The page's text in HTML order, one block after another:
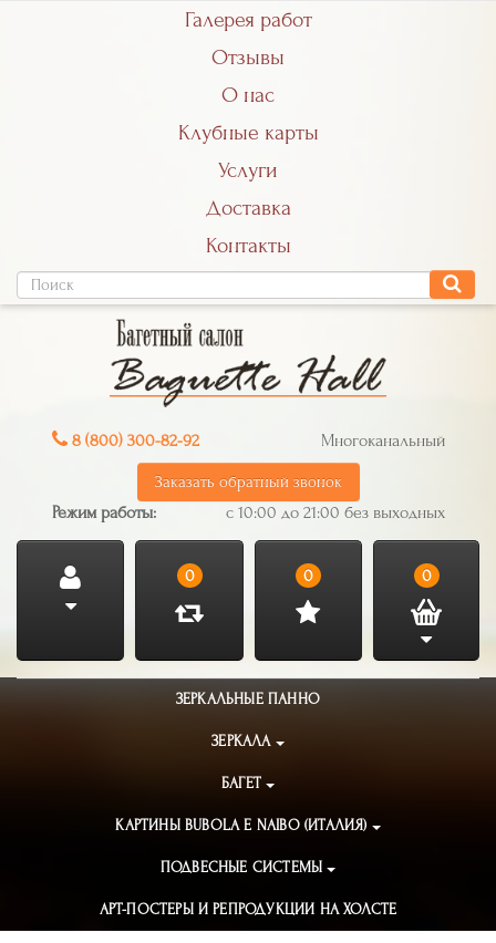
Галерея работ
Отзывы
О нас
Клубные карты
Услуги
Доставка
Контакты
8 (800) 300-82-92 Многоканальный
Заказать обратный звонок
Режим работы: с 10:00 до 21:00 без выходных
0 0 0
ЗЕРКАЛЬНЫЕ ПАННО
ЗЕРКАЛА
БАГЕТ
КАРТИНЫ BUBOLA E NAIBO (ИТАЛИЯ)
ПОДВЕСНЫЕ СИСТЕМЫ
АРТ-ПОСТЕРЫ И РЕПРОДУКЦИИ НА ХОЛСТЕ